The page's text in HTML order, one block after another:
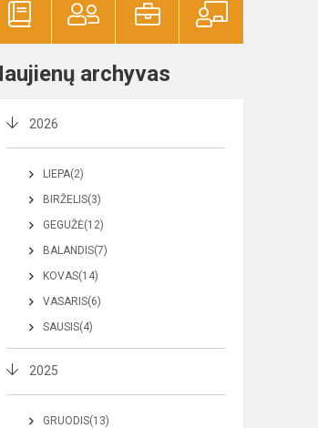
archyvas
2026
LIEPA(2)
BIRŽELIS(3)
GEGUŽĖ(12)
BALANDIS(7)
KOVAS(14)
VASARIS(6)
SAUSIS(4)
2025
GRUODIS(13)